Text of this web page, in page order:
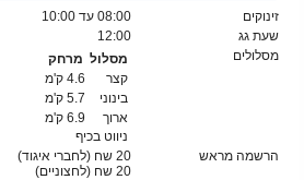
זינוקים 08:00 עד 10:00
שעת גג
12:00
מסלולים
מסלול מרחק
קצר
4.6 ק'מ
בינוני
5.7 ק'מ
ארוך
6.9 ק'מ
ניווט בכיף
הרשמה מראש
20 שח (לחברי איגוד)
20 שח (לחצוניים)